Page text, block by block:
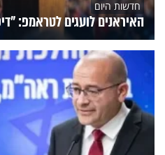
חדשות היום
האיראנים לועגים לטראמפ: